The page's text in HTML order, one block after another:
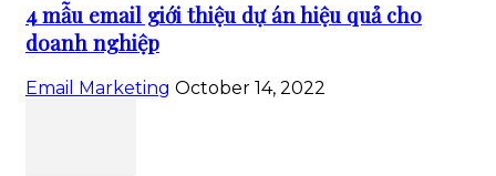
4 mẫu email giới thiệu dự án hiệu quả cho
doanh nghiệp
Email Marketing October 14, 2022